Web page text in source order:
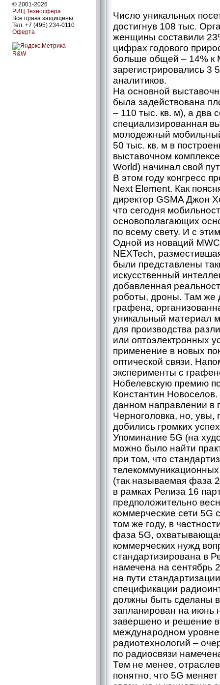
© 2001-2026
РИЦ Техносфера
Все права защищены
Тел. +7 (495) 234-0110
Оферта
R&W
Число уникальных
достигнув 108 тыс.
женщины составили
цифрах годового
больше общей – 14% к
зарегистрировались 3
аналитиков.
На основной
была задействована
– 110 тыс. кв. м), а два
специализированная
молодежный
50 тыс. кв. м в
выставочном
World) начинал свой
В этом году конгресс
Next Element. Как
директор GSMA Джон
что сегодня
основополагающих
по всему свету. И с
Одной из новаций
NEXTech,
были представлены
искусственный
добавленная
роботы, дроны. Там же
графена,
уникальный материал
для производства
или оптоэлектронных
применение в новых
оптической связи.
эксперименты с
Нобелевскую премию
Константин
данном направлении в
Черноголовка, но, увы,
добились громких
Упоминание 5G (на
можно было найти
при том, что
телекоммуникационных
(так называемая фаза
в рамках Релиза 16
предположительно
коммерческие сети 5G
том же году, в
фаза 5G,
коммерческих нужд
стандартизирована в
намечена на сентябрь
на пути
спецификации
должны быть сделаны
запланирован на июнь
завершено и решение
международном
радиотехнологий –
по радиосвязи
Тем не менее,
понятно, что 5G